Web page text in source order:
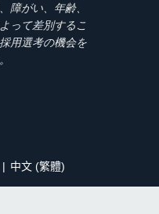
障がい、年齢、
って差別するこ
用選考の機会を
中文 (繁體)